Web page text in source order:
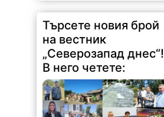
Търсете новия брой
на вестник
„Северозапад днес“!
В него четете: